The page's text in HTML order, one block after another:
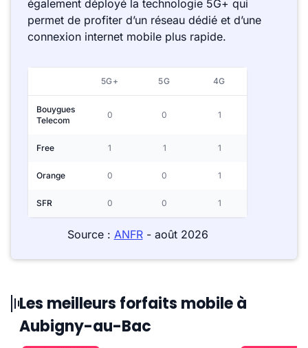
également déployé la technologie 5G+ qui
permet de profiter d’un réseau dédié et d’une
connexion internet mobile plus rapide.
5G+ 5G 4G
Bouygues
Telecom
0 0 1
Free 1 1 1
Orange 0 0 1
SFR 0 0 1
Source : ANFR- août 2026
Les meilleurs forfaits mobile à
Aubigny-au-Bac